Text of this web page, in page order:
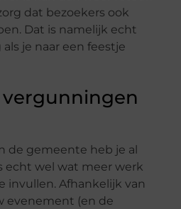
dat bezoekers ook
Dat is namelijk echt
je naar een feestje
vergunningen
de gemeente heb je al
echt wel wat meer werk
invullen. Afhankelijk van
evenement (en de